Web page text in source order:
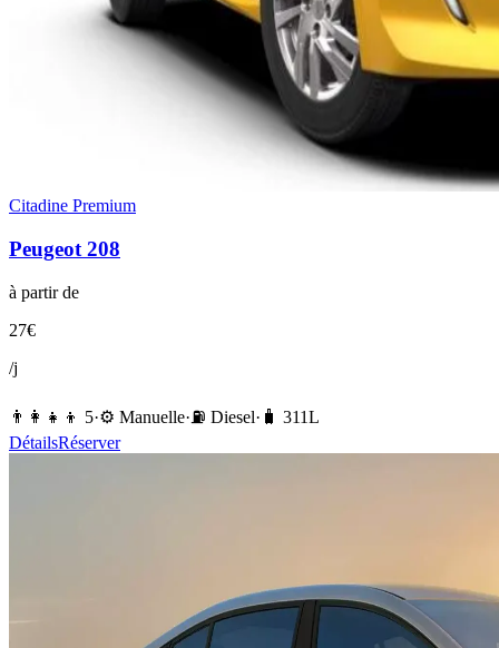
Citadine Premium
Peugeot 208
à partir de
27€
/j
👨‍👩‍👧‍👦 5·⚙️ Manuelle·⛽️ Diesel· 🧳 311L
DétailsRéserver